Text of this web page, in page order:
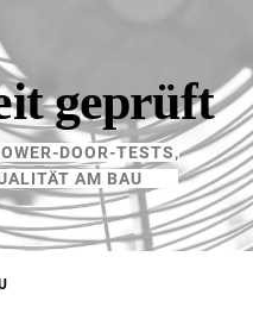
geprüft
DOOR-TESTS,
AM BAU